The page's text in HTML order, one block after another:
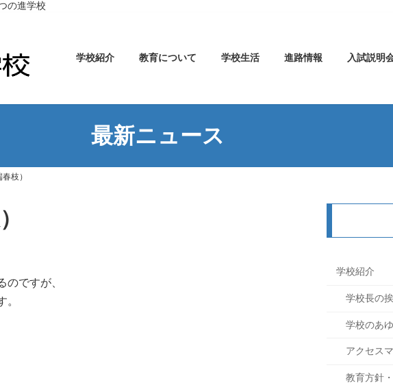
の進学校
学校紹介 教育について 学校生活 進路情報 入試説明
最新ニュース
枝）
ですが、
。
学校紹介
学校長の
学校のあ
アクセス
教育方針